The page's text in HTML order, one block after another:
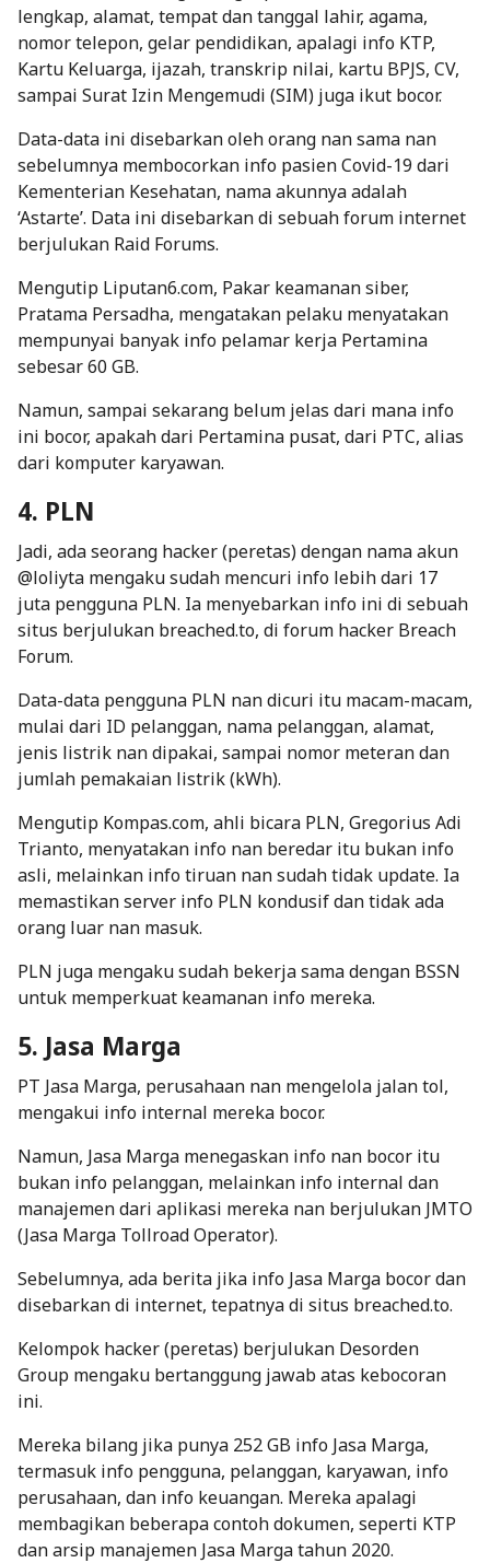
lengkap, alamat, tempat dan tanggal lahir, agama,
nomor telepon, gelar pendidikan, apalagi info KTP,
Kartu Keluarga, ijazah, transkrip nilai, kartu BPJS, CV,
sampai Surat Izin Mengemudi (SIM) juga ikut bocor.
Data-data ini disebarkan oleh orang nan sama nan
sebelumnya membocorkan info pasien Covid-19 dari
Kementerian Kesehatan, nama akunnya adalah
‘Astarte’. Data ini disebarkan di sebuah forum internet
berjulukan Raid Forums.
Mengutip Liputan6.com, Pakar keamanan siber,
Pratama Persadha, mengatakan pelaku menyatakan
mempunyai banyak info pelamar kerja Pertamina
sebesar 60 GB.
Namun, sampai sekarang belum jelas dari mana info
ini bocor, apakah dari Pertamina pusat, dari PTC, alias
dari komputer karyawan.
4. PLN
Jadi, ada seorang hacker(peretas) dengan nama akun
@loliyta mengaku sudah mencuri info lebih dari 17
juta pengguna PLN. Ia menyebarkan info ini di sebuah
situs berjulukan breached.to, di forum hacker Breach
Forum.
Data-data pengguna PLN nan dicuri itu macam-macam,
mulai dari ID pelanggan, nama pelanggan, alamat,
jenis listrik nan dipakai, sampai nomor meteran dan
jumlah pemakaian listrik (kWh).
Mengutip Kompas.com, ahli bicara PLN, Gregorius Adi
Trianto, menyatakan info nan beredar itu bukan info
asli, melainkan info tiruan nan sudah tidak update. Ia
memastikan server info PLN kondusif dan tidak ada
orang luar nan masuk.
PLN juga mengaku sudah bekerja sama dengan BSSN
untuk memperkuat keamanan info mereka.
5. Jasa Marga
PT Jasa Marga, perusahaan nan mengelola jalan tol,
mengakui info internal mereka bocor.
Namun, Jasa Marga menegaskan info nan bocor itu
bukan info pelanggan, melainkan info internal dan
manajemen dari aplikasi mereka nan berjulukan JMTO
(Jasa Marga Tollroad Operator).
Sebelumnya, ada berita jika info Jasa Marga bocor dan
disebarkan di internet, tepatnya di situs breached.to.
Kelompok hacker(peretas) berjulukan Desorden
Group mengaku bertanggung jawab atas kebocoran
ini.
Mereka bilang jika punya 252 GB info Jasa Marga,
termasuk info pengguna, pelanggan, karyawan, info
perusahaan, dan info keuangan. Mereka apalagi
membagikan beberapa contoh dokumen, seperti KTP
dan arsip manajemen Jasa Marga tahun 2020.